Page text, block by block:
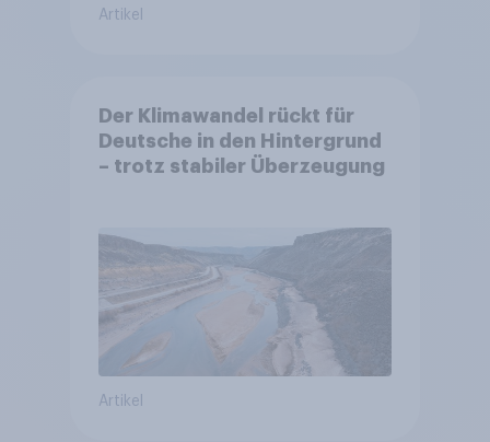
Artikel
Der Klimawandel rückt für
Deutsche in den Hintergrund
– trotz stabiler Überzeugung
Artikel